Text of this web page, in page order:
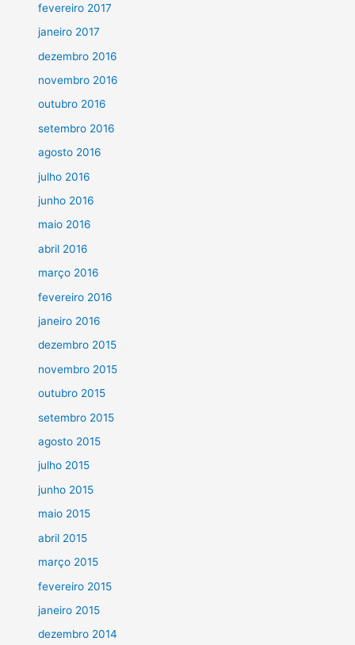
fevereiro 2017
janeiro 2017
dezembro 2016
novembro 2016
outubro 2016
setembro 2016
agosto 2016
julho 2016
junho 2016
maio 2016
abril 2016
março 2016
fevereiro 2016
janeiro 2016
dezembro 2015
novembro 2015
outubro 2015
setembro 2015
agosto 2015
julho 2015
junho 2015
maio 2015
abril 2015
março 2015
fevereiro 2015
janeiro 2015
dezembro 2014